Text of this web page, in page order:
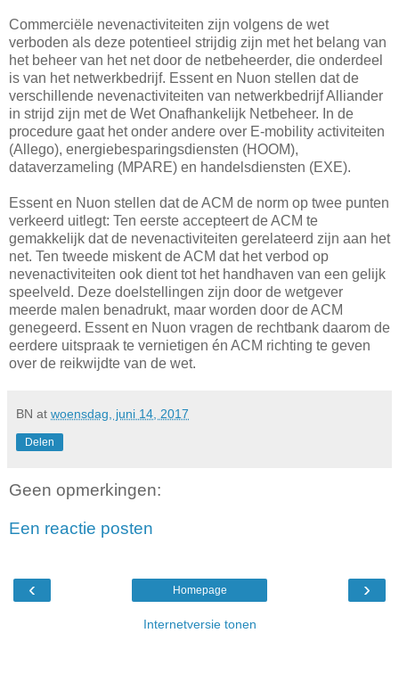
Commerciële nevenactiviteiten zijn volgens de wet
verboden als deze potentieel strijdig zijn met het belang van
het beheer van het net door de netbeheerder, die onderdeel
is van het netwerkbedrijf. Essent en Nuon stellen dat de
verschillende nevenactiviteiten van netwerkbedrijf Alliander
in strijd zijn met de Wet Onafhankelijk Netbeheer. In de
procedure gaat het onder andere over E-mobility activiteiten
(Allego), energiebesparingsdiensten (HOOM),
dataverzameling (MPARE) en handelsdiensten (EXE).
Essent en Nuon stellen dat de ACM de norm op twee punten
verkeerd uitlegt: Ten eerste accepteert de ACM te
gemakkelijk dat de nevenactiviteiten gerelateerd zijn aan het
net. Ten tweede miskent de ACM dat het verbod op
nevenactiviteiten ook dient tot het handhaven van een gelijk
speelveld. Deze doelstellingen zijn door de wetgever
meerde malen benadrukt, maar worden door de ACM
genegeerd. Essent en Nuon vragen de rechtbank daarom de
eerdere uitspraak te vernietigen én ACM richting te geven
over de reikwijdte van de wet.
BN at woensdag, juni 14, 2017
Delen
Geen opmerkingen:
Een reactie posten
‹ ›
Homepage
Internetversie tonen